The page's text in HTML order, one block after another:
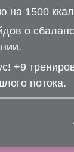
о
на 1500
+9
потока.